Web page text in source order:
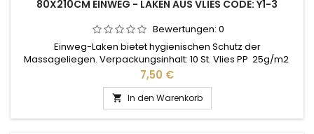
80X210CM EINWEG - LAKEN AUS VLIES CODE: Y1-3
Bewertungen: 0
Einweg-Laken bietet hygienischen Schutz der
Massageliegen. Verpackungsinhalt: 10 St. Vlies PP 25g/m2
Preis
7,50 €
 In den Warenkorb